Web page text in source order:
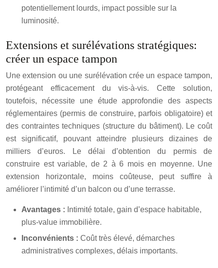
potentiellement lourds, impact possible sur la
luminosité.
Extensions et surélévations stratégiques:
créer un espace tampon
Une extension ou une surélévation crée un espace tampon,
protégeant efficacement du vis-à-vis. Cette solution,
toutefois, nécessite une étude approfondie des aspects
réglementaires (permis de construire, parfois obligatoire) et
des contraintes techniques (structure du bâtiment). Le coût
est significatif, pouvant atteindre plusieurs dizaines de
milliers d’euros. Le délai d’obtention du permis de
construire est variable, de 2 à 6 mois en moyenne. Une
extension horizontale, moins coûteuse, peut suffire à
améliorer l’intimité d’un balcon ou d’une terrasse.
Avantages : Intimité totale, gain d’espace habitable,
plus-value immobilière.
Inconvénients : Coût très élevé, démarches
administratives complexes, délais importants.